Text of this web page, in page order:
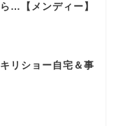
…【メンディー】
リショー自宅＆事